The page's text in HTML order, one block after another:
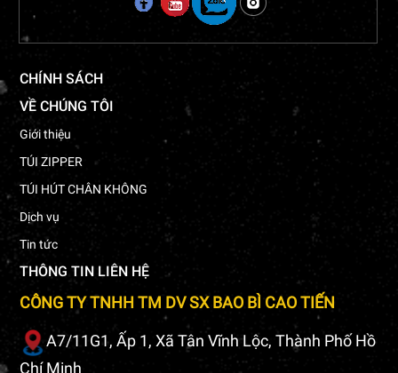
CHÍNH SÁCH
VỀ CHÚNG TÔI
Giới thiệu
TÚI ZIPPER
TÚI HÚT CHÂN KHÔNG
Dịch vụ
Tin tức
THÔNG TIN LIÊN HỆ
CÔNG TY TNHH TM DV SX BAO BÌ CAO TIẾN
A7/11G1, Ấp 1, Xã Tân Vĩnh Lộc, Thành Phố Hồ
Chí Minh